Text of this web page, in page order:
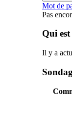
Mot de
Pas
Qui
Il y a